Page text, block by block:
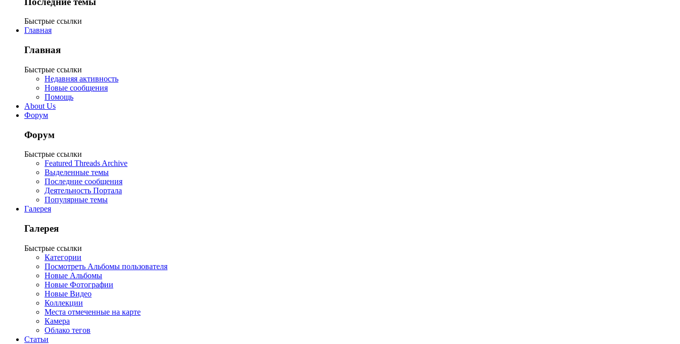
Быстрые ссылки
Главная
Главная
Быстрые ссылки
Недавняя активность
Новые сообщения
Помощь
About Us
Форум
Форум
Быстрые ссылки
Featured Threads Archive
Выделенные темы
Последние сообщения
Деятельность Портала
Популярные темы
Галерея
Галерея
Быстрые ссылки
Категории
Посмотреть Альбомы пользователя
Новые Альбомы
Новые Фотографии
Новые Видео
Коллекции
Места отмеченные на карте
Камера
Облако тегов
Статьи